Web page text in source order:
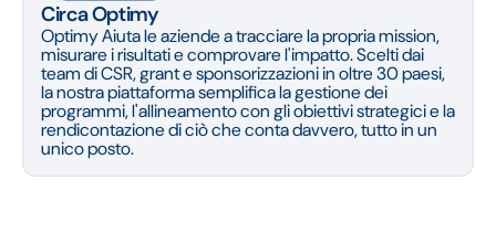
Circa Optimy
Optimy Aiuta le aziende a tracciare la propria mission,
misurare i risultati e comprovare l'impatto. Scelti dai
team di CSR, grant e sponsorizzazioni in oltre 30 paesi,
la nostra piattaforma semplifica la gestione dei
programmi, l'allineamento con gli obiettivi strategici e la
rendicontazione di ciò che conta davvero, tutto in un
unico posto.